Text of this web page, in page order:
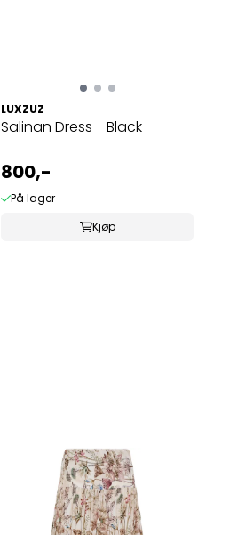
LUXZUZ
Salinan Dress - Black
800,-
På lager
Kjøp